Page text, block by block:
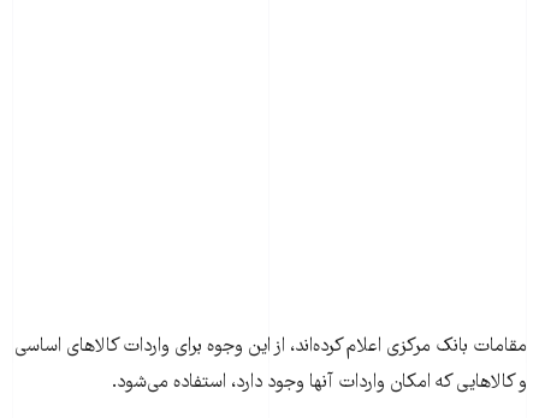
مقامات بانک مرکزی اعلام کرده‌اند، از این وجوه برای واردات کالاهای اساسی
و کالاهایی که امکان واردات آنها وجود دارد، استفاده می‌شود.